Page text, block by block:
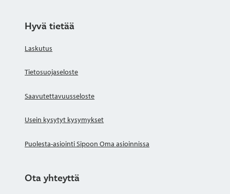
Hyvä tietää
Laskutus
Tietosuojaseloste
Saavutettavuusseloste
Usein kysytyt kysymykset
Puolesta-asiointi Sipoon Oma asioinnissa
Ota yhteyttä